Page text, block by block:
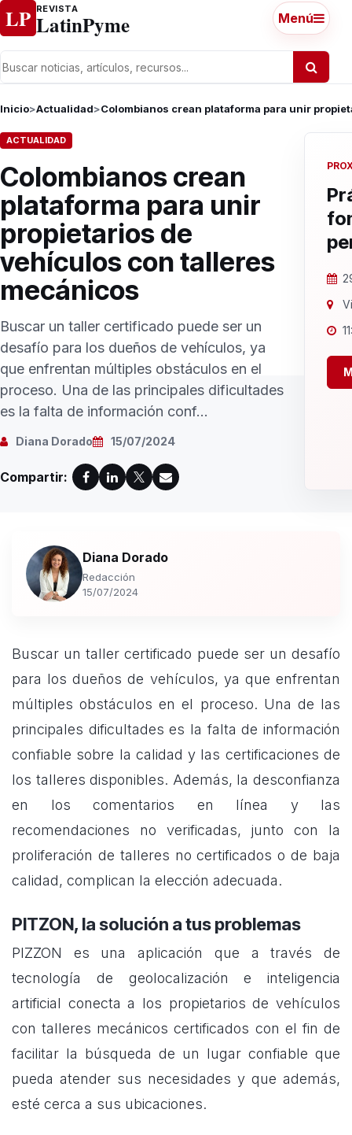
Ir al contenido
LP REVISTA
LatinPyme Menú
Inicio>Actualidad>Colombianos crean plataforma para unir
ACTUALIDAD
Colombianos crean
plataforma para unir
propietarios de
vehículos con talleres
mecánicos
Buscar un taller certificado puede ser un
desafío para los dueños de vehículos, ya
que enfrentan múltiples obstáculos en el
proceso. Una de las principales dificultades
es la falta de información conf...
Diana Dorado 15/07/2024
Compartir:
Diana Dorado
Redacción
15/07/2024
Buscar un taller certificado puede ser un desafío
para los dueños de vehículos, ya que enfrentan
múltiples obstáculos en el proceso. Una de las
principales dificultades es la falta de información
confiable sobre la calidad y las certificaciones de
los talleres disponibles. Además, la desconfianza
en los comentarios en línea y las
recomendaciones no verificadas, junto con la
proliferación de talleres no certificados o de baja
calidad, complican la elección adecuada.
PITZON, la solución a tus problemas
PIZZON es una aplicación que a través de
tecnología de geolocalización e inteligencia
artificial conecta a los propietarios de vehículos
con talleres mecánicos certificados con el fin de
facilitar la búsqueda de un lugar confiable que
pueda atender sus necesidades y que además,
esté cerca a sus ubicaciones.